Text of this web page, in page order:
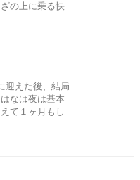
の上に乗る快
迎えた後、結局
なは夜は基本
て１ヶ月もし